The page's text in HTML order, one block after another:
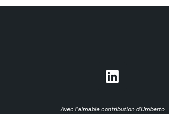
Avec l’aimable contribution d’Umberto